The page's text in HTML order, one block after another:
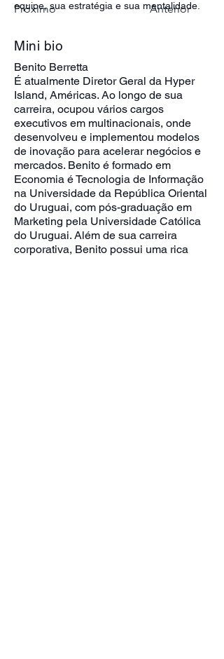
Próximo Anterior
equipe, sua estratégia e sua mentalidade.
Mini bio
Benito Berretta
É atualmente Diretor Geral da Hyper
Island, Américas. Ao longo de sua
carreira, ocupou vários cargos
executivos em multinacionais, onde
desenvolveu e implementou modelos
de inovação para acelerar negócios e
mercados. Benito é formado em
Economia é Tecnologia de Informação
na Universidade da República Oriental
do Uruguai, com pós-graduação em
Marketing pela Universidade Católica
do Uruguai. Além de sua carreira
corporativa, Benito possui uma rica